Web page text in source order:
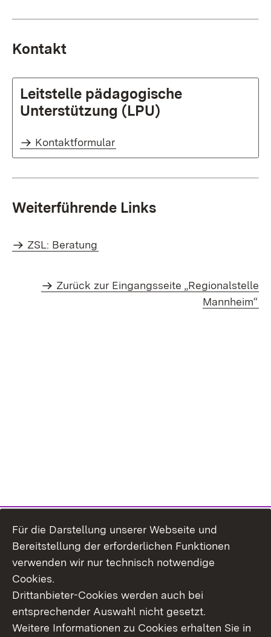
Kontakt
Leitstelle pädagogische
Unterstützung (LPU)
Kontaktformular
Weiterführende Links
ZSL: Beratung
Zurück zur Eingangsseite „Regionalstelle
Mannheim“
Site Map
Contact Us
Für die Darstellung unserer Webseite und
Bereitstellung der erforderlichen Funktionen
verwenden wir nur technisch notwendige
Cookies.
Drittanbieter-Cookies werden auch bei
entsprechender Auswahl nicht gesetzt.
Weitere Informationen zu Cookies erhalten Sie in